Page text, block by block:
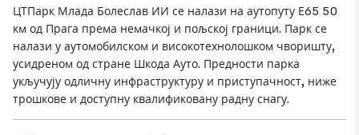
ЦТПарк Млада Болеслав ИИ се налази на аутопуту Е65 50
км од Прага према немачкој и пољској граници. Парк се
налази у аутомобилском и високотехнолошком чворишту,
усидреном од стране Шкода Ауто. Предности парка
укључују одличну инфраструктуру и приступачност, ниже
трошкове и доступну квалификовану радну снагу.